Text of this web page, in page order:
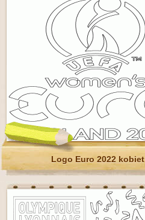
Logo Euro 2022 kobiet